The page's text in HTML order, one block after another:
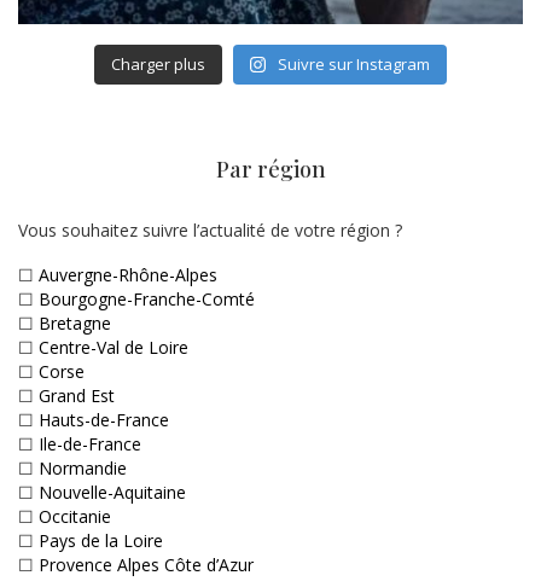
Charger plus Suivre sur Instagram
Par région
Vous souhaitez suivre l’actualité de votre région ?
☐ Auvergne-Rhône-Alpes
☐ Bourgogne-Franche-Comté
☐ Bretagne
☐ Centre-Val de Loire
☐ Corse
☐ Grand Est
☐ Hauts-de-France
☐ Ile-de-France
☐ Normandie
☐ Nouvelle-Aquitaine
☐ Occitanie
☐ Pays de la Loire
☐ Provence Alpes Côte d’Azur